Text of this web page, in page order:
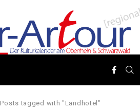
Posts tagged with "Landhotel"